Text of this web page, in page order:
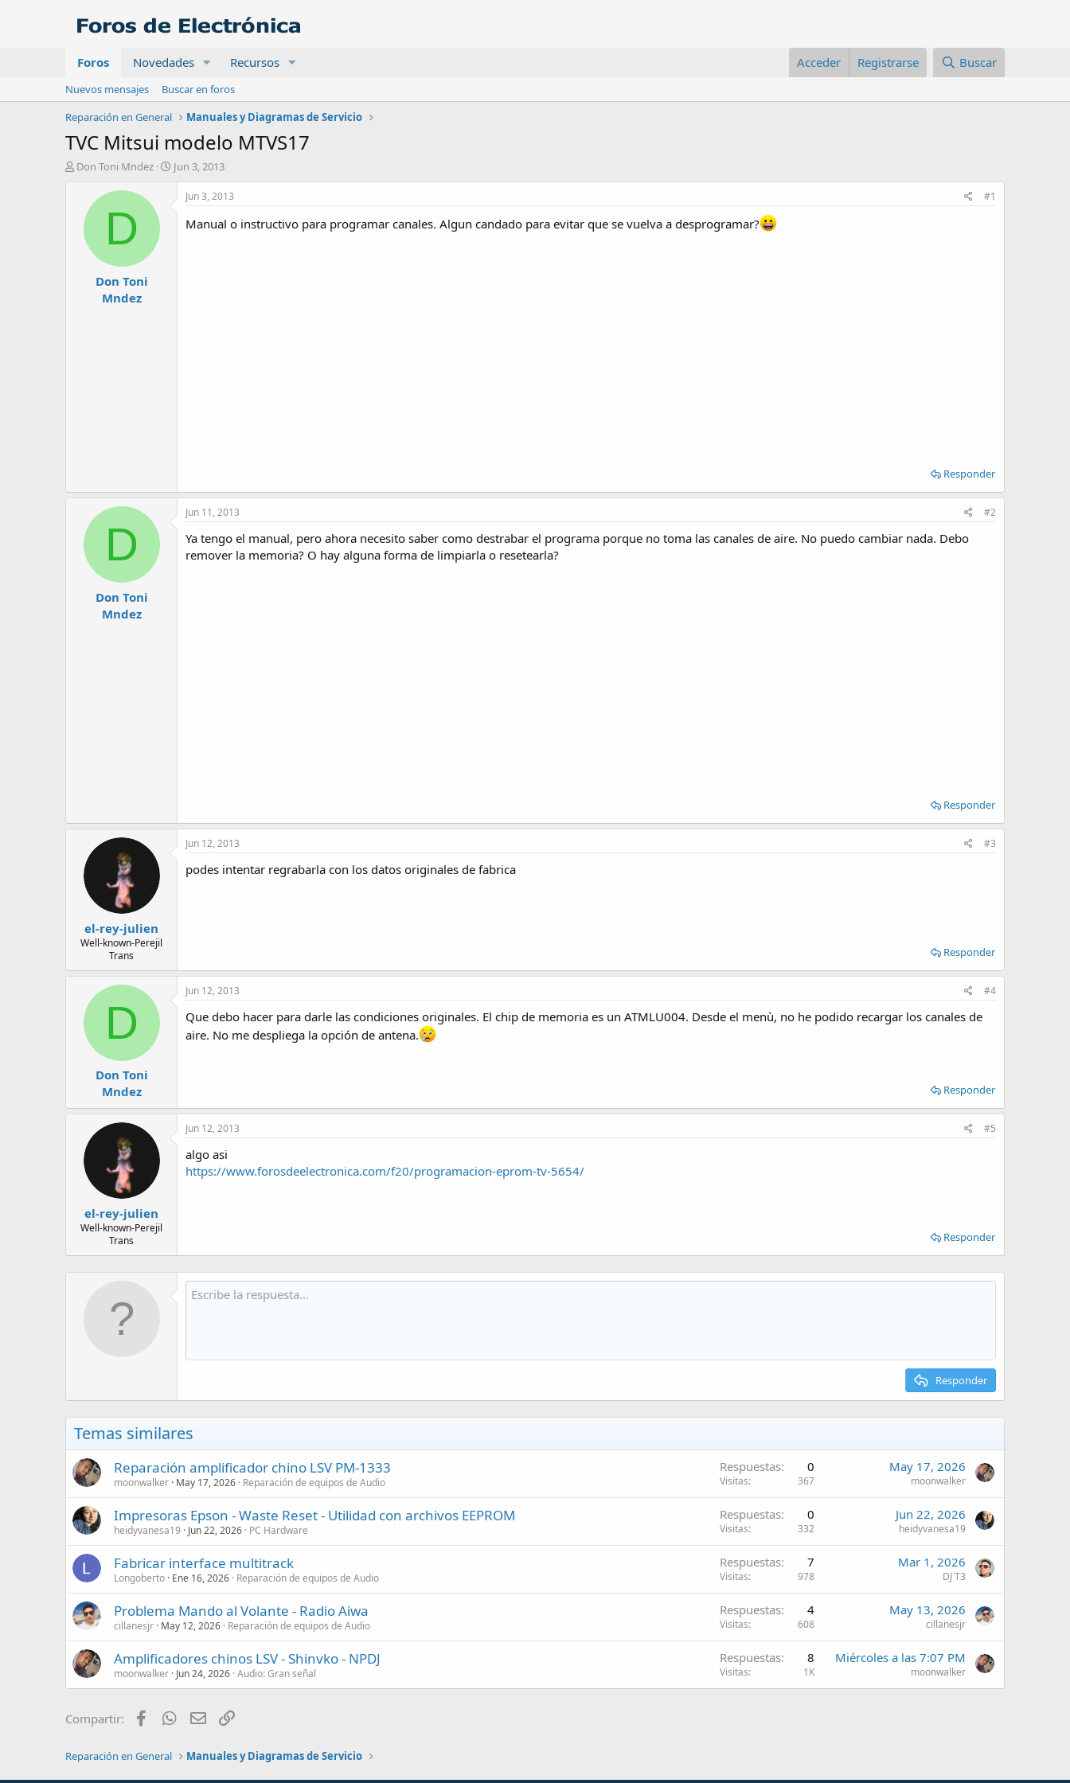
Foros Novedades Recursos Acceder Registrarse Buscar
Nuevos mensajes
Buscar en foros
Reparación en General
Manuales y Diagramas de Servicio
TVC Mitsui modelo MTVS17
A
Don Toni Mndez
F
e
Jun 3, 2013
D
Don Toni
Mndez
Jun 3, 2013 #1
Manual o instructivo para programar canales. Algun candado para evitar que se vuelva a desprogramar?
Responder
D
Don Toni
Mndez
Jun 11, 2013 #2
Ya tengo el manual, pero ahora necesito saber como destrabar el programa porque no toma las canales de aire. No puedo cambiar nada. Debo
remover la memoria? O hay alguna forma de limpiarla o resetearla?
Responder
el-rey-julien
Well-known-Perejil
Trans
Jun 12, 2013 #3
podes intentar regrabarla con los datos originales de fabrica
Responder
D
Don Toni
Mndez
Jun 12, 2013 #4
Que debo hacer para darle las condiciones originales. El chip de memoria es un ATMLU004. Desde el menù, no he podido recargar los canales de
aire. No me despliega la opción de antena.
Responder
el-rey-julien
Well-known-Perejil
Trans
Jun 12, 2013 #5
algo asi
https://www.forosdeelectronica.com/f20/programacion-eprom-tv-5654/
Responder
Responder
Temas similares
Reparación amplificador chino LSV PM-1333
moonwalker May 17, 2026 Reparación de equipos de Audio
Respuestas 0
Visitas 367
May 17, 2026
moonwalker
Impresoras Epson - Waste Reset - Utilidad con archivos EEPROM
heidyvanesa19 Jun 22, 2026 PC Hardware
Respuestas 0
Visitas 332
Jun 22, 2026
heidyvanesa19
Fabricar interface multitrack
Longoberto Ene 16, 2026 Reparación de equipos de Audio
Respuestas 7
Visitas 978
Mar 1, 2026
DJ T3
Problema Mando al Volante - Radio Aiwa
cillanesjr May 12, 2026 Reparación de equipos de Audio
Respuestas 4
Visitas 608
May 13, 2026
cillanesjr
Amplificadores chinos LSV - Shinvko - NPDJ
moonwalker Jun 24, 2026 Audio: Gran señal
Respuestas 8
Visitas 1K
Miércoles a las 7:07 PM
moonwalker
Compartir: FacebookWhatsApp
Email
Reparación en General Manuales y Diagramas de Servicio